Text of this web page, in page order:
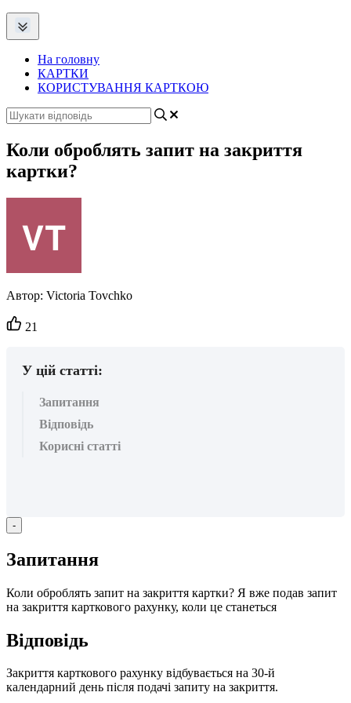
На головну
КАРТКИ
КОРИСТУВАННЯ КАРТКОЮ
Коли оброблять запит на закриття
картки?
Автор: Victoria Tovchko
Кількість
вподобайок:
21
У цій статті:
Запитання
Відповідь
Корисні статті
-
Запитання
Коли оброблять запит на закриття картки? Я вже подав запит
на закриття карткового рахунку, коли це станеться
Відповідь
Закриття карткового рахунку відбувається на 30-й
календарний день після подачі запиту на закриття.